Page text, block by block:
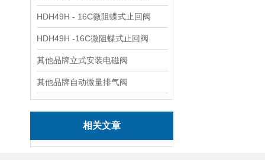
HDH49H - 16C微阻蝶式止回阀
HDH49H -16C微阻蝶式止回阀
其他品牌立式安装电磁阀
其他品牌自动微量排气阀
相关文章